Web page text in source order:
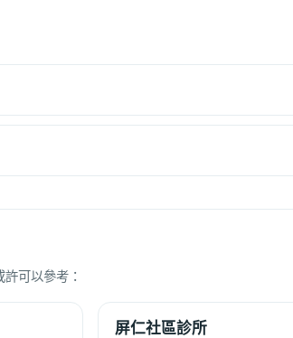
可以參考：
屏仁社區診所